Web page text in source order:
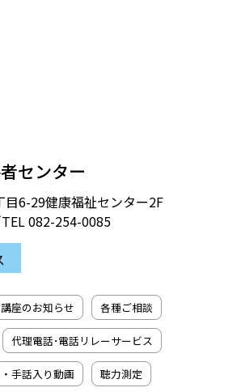
センター
6-29健康福祉センター2F
082-254-0085
講座のお知らせ 各種ご相談
代理電話･電話リレーサービス
手話入り動画 聴力測定